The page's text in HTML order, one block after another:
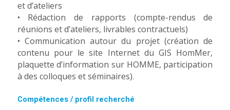
et d’ateliers
• Rédaction de rapports (compte-rendus de
réunions et d’ateliers, livrables contractuels)
• Communication autour du projet (création de
contenu pour le site Internet du GIS HomMer,
plaquette d’information sur HOMME, participation
à des colloques et séminaires).
Compétences / profil recherché